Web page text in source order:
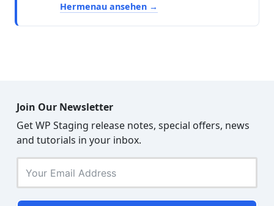
Hermenau ansehen
Join Our Newsletter
Get WP Staging release notes, special offers, news
and tutorials in your inbox.